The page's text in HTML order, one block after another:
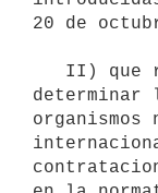
20 de
determinar
organismos